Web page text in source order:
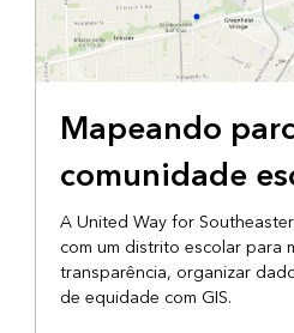
COLABORAÇÃO
Mapeando
comunidade
A United Way for
com um distrito escolar para
transparência, organizar
de equidade com GIS.